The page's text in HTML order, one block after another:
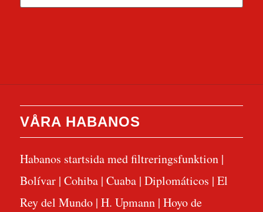
VÅRA HABANOS
Habanos startsida med filtreringsfunktion|
Bolívar| Cohiba| Cuaba| Diplomáticos | El
Rey del Mundo| H. Upmann| Hoyo de